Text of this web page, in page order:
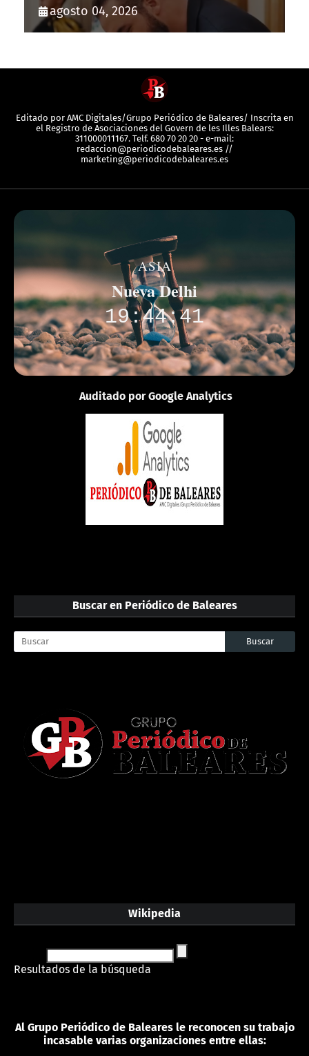
agosto 04, 2026
Editado por AMC Digitales/Grupo Periódico de Baleares/ Inscrita en
el Registro de Asociaciones del Govern de les Illes Balears:
311000011167. Telf. 680 70 20 20 - e-mail:
redaccion@periodicodebaleares.es //
marketing@periodicodebaleares.es
ASIA
Nueva Delhi
19:44:41
Auditado por Google Analytics
Buscar en Periódico de Baleares
Wikipedia
Resultados de la búsqueda
Al Grupo Periódico de Baleares le reconocen su trabajo
incasable varias organizaciones entre ellas: